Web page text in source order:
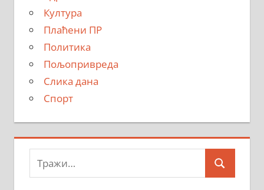
Култура
Плаћени ПР
Политика
Пољопривреда
Слика дана
Спорт
Тражи:
Search